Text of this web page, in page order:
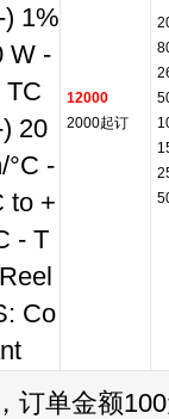
) 1%
W -
TC
20
°C -
to +
- T
Co
12000
2000起订
单金额